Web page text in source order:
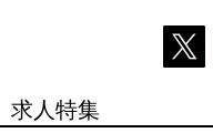
求人特集